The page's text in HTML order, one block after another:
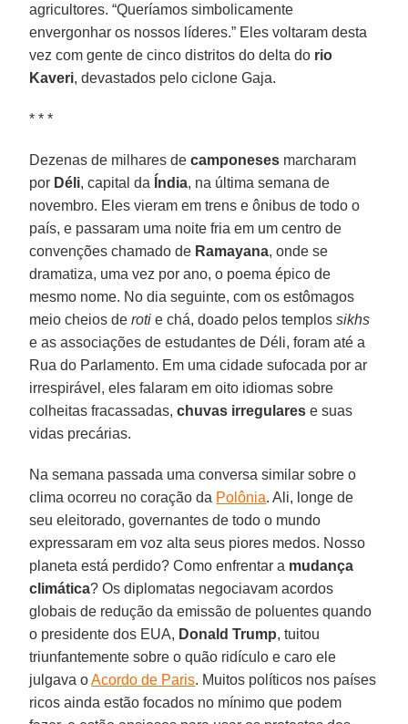
agricultores. “Queríamos simbolicamente
envergonhar os nossos líderes.” Eles voltaram desta
vez com gente de cinco distritos do delta do rio
Kaveri, devastados pelo ciclone Gaja.
* * *
Dezenas de milhares decamponeses marcharam
por Déli, capital da Índia, na última semana de
novembro. Eles vieram em trens e ônibus de todo o
país, e passaram uma noite fria em um centro de
convenções chamado de Ramayana, onde se
dramatiza, uma vez por ano, o poema épico de
mesmo nome. No dia seguinte, com os estômagos
meio cheios de roti e chá, doado pelos templossikhs
e as associações de estudantes de Déli, foram até a
Rua do Parlamento. Em uma cidade sufocada por ar
irrespirável, eles falaram em oito idiomas sobre
colheitas fracassadas,chuvas irregulares e suas
vidas precárias.
Na semana passada uma conversa similar sobre o
clima ocorreu no coração da Polônia. Ali, longe de
seu eleitorado, governantes de todo o mundo
expressaram em voz alta seus piores medos. Nosso
planeta está perdido? Como enfrentar a mudança
climática? Os diplomatas negociavam acordos
globais de redução da emissão de poluentes quando
o presidente dos EUA, Donald Trump, tuitou
triunfantemente sobre o quão ridículo e caro ele
julgava oAcordo de Paris. Muitos políticos nos países
ricos ainda estão focados no mínimo que podem